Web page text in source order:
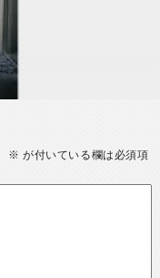
※ が付いている欄は必須項